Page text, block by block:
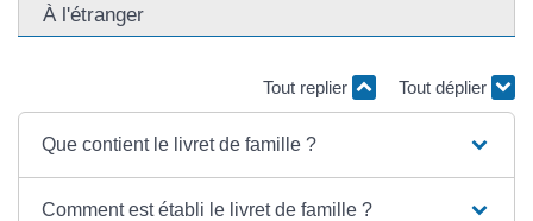
À l'étranger
Tout replier Tout déplier
Que contient le livret de famille ?
Comment est établi le livret de famille ?